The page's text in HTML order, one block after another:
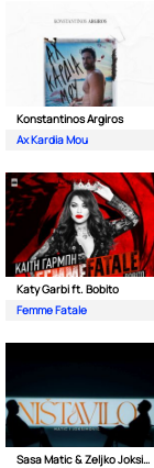
Konstantinos Argiros
Ax Kardia Mou
Katy Garbi ft. Bobito
Femme Fatale
Sasa Matic & Zeljko Joksimovic